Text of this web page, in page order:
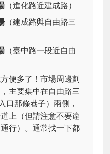
（進化路近建成路）
（建成路與自由路三
（臺中路一段近自由
方便多了！市場周邊劃
主要集中在自由路三
口那條巷子）兩側，
上（但請注意不要違
行）。通常找一下都